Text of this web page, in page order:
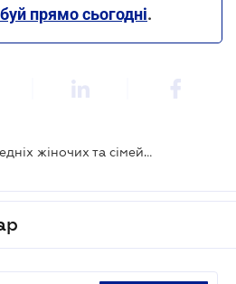
прямо сьогодні.
Гранти для малих та середніх жіночих та сімейних підприємств